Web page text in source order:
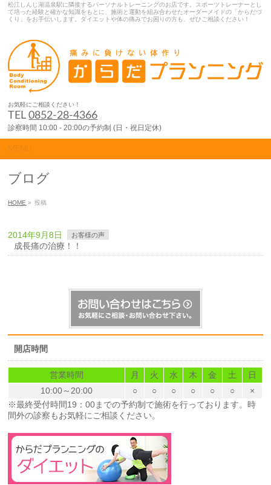
松江しんじ湖温泉駅に隣接するパーソナルトレーニングのお店です。スポーツトレーナーとし
て培った経験と確かな知識をもとに、施術と運動を組み合わせたオーダーメイドの「からだづ
くり」をお手伝いします。ダイエットや体の痛みでお困りの方も、ぜひご相談ください！
お気軽にご相談ください！
TEL0852-28-4366
診察時間 10:00 - 20:00の予約制 (日・祝日定休)
MENU
ブログ
HOME » 投稿
2014年9月8日 お客様の声
成長痛の治療！！
開店時間
営業時間 月 火 水 木 金 土
日
10:00～20:00
○ ○ ○ ○ ○ ○
×
※最終受付時間19：00までの予約制で施術を行っております。時
間外の診察もお気軽にご相談ください。